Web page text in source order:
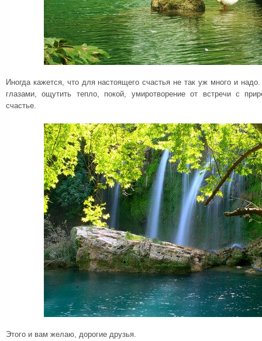
Иногда кажется, что для настоящего счастья не так уж много и
глазами, ощутить тепло, покой, умиротворение от встречи с
счастье.
Этого и вам желаю, дорогие друзья.